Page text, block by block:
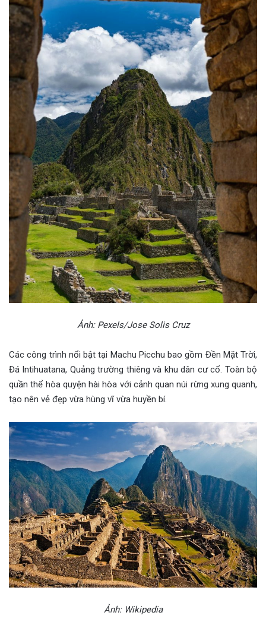
Ảnh: Pexels/Jose Solis Cruz
Các công trình nổi bật tại Machu Picchu bao gồm Đền Mặt Trời,
Đá Intihuatana, Quảng trường thiêng và khu dân cư cổ. Toàn bộ
quần thể hòa quyện hài hòa với cảnh quan núi rừng xung quanh,
tạo nên vẻ đẹp vừa hùng vĩ vừa huyền bí.
Ảnh: Wikipedia